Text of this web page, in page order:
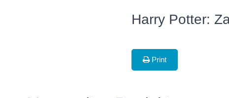
Harry Potter:
Print